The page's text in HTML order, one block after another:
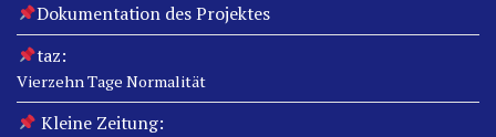
Dokumentation des Projektes
taz:
Vierzehn Tage Normalität
Kleine Zeitung: